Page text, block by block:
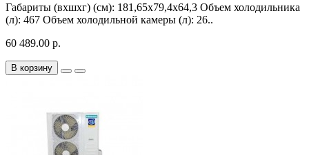
Габариты (вхшхг) (см): 181,65х79,4х64,3 Объем холодильника
(л): 467 Объем холодильной камеры (л): 26..
60 489.00 р.
В корзину